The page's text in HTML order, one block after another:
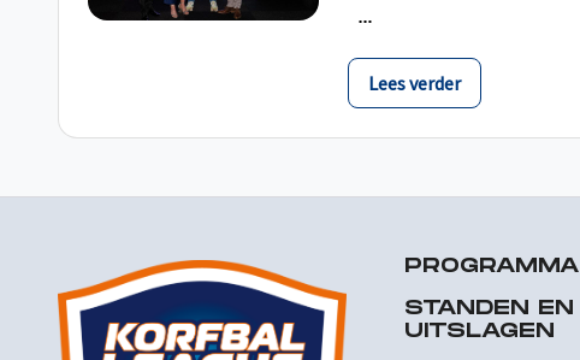
Lees verder
PROGRAMMA
STANDEN EN
UITSLAGEN